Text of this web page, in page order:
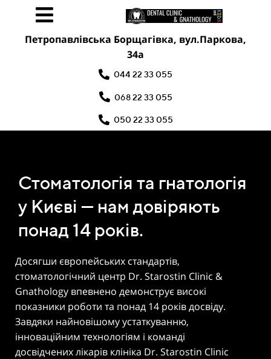
Петропавлівська Борщагівка, вул.Паркова,
34а
044 22 33 055
068 22 33 055
050 22 33 055
Стоматологія та гнатологія
у Києві — нам довіряють
понад 14 років.
Досягши європейських стандартів,
стоматологічний центр Dr. Starostin Clinic &
Gnathology впевнено демонструє високі
показники роботи та понад 14 років досвіду.
Завдяки найновішому устаткуванню,
інноваційним технологіям і команді
досвідчених лікарів клініка Dr. Starostin Clinic